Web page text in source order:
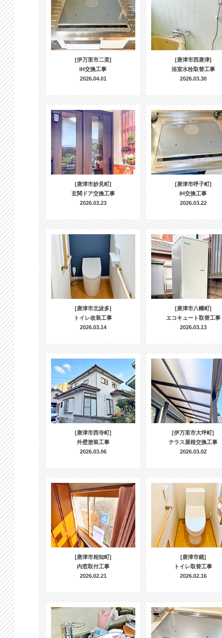
[伊万里市二里]
IH交換工事
2026.04.01
[唐津市西唐津]
浴室水栓取替工事
2026.03.30
[唐津市妙見町]
玄関ドア交換工事
2026.03.23
[唐津市呼子町]
IH交換工事
2026.03.22
[唐津市北波多]
トイレ改装工事
2026.03.14
[唐津市八幡町]
エコキュート取替工事
2026.03.13
[唐津市西寺町]
外壁塗装工事
2026.03.06
[伊万里市大坪町]
テラス屋根交換工事
2026.03.02
[唐津市相知町]
内窓取付工事
2026.02.21
[唐津市鏡]
トイレ取替工事
2026.02.16